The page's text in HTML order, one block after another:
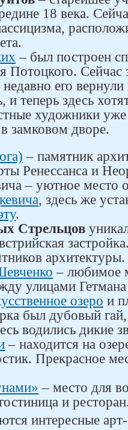
18 века.
– был построен
Потоцкого. Сейчас
его
и теперь здесь
художники уже
замковом дворе.
– памятник
Ренессанса и
– уютное место
, здесь же
.
Стрельцов
архитектуры.
– любимое
улицами
озеро и
был дубовый
водились дикие
– находится на
Прекрасное
– место для
и
интересные
в соцсетях